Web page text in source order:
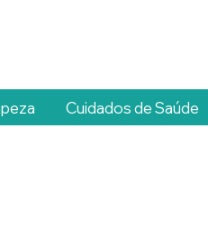
Cuidados de Saúde